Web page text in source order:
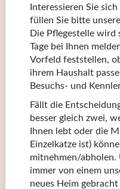
Interessieren Sie
füllen Sie bitte
Die Pflegestelle
Tage bei Ihnen
Vorfeld feststellen,
ihrem Haushalt
Besuchs- und
Fällt die
besser gleich zwei,
Ihnen lebt oder die
Einzelkatze ist)
mitnehmen/abholen.
immer von einem
neues Heim